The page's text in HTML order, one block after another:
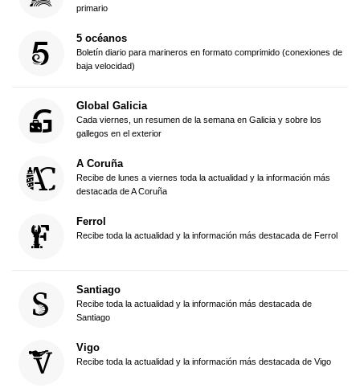
primario
5 océanos
Boletín diario para marineros en formato comprimido (conexiones de
baja velocidad)
Global Galicia
Cada viernes, un resumen de la semana en Galicia y sobre los
gallegos en el exterior
A Coruña
Recibe de lunes a viernes toda la actualidad y la información más
destacada de A Coruña
Ferrol
Recibe toda la actualidad y la información más destacada de Ferrol
Santiago
Recibe toda la actualidad y la información más destacada de
Santiago
Vigo
Recibe toda la actualidad y la información más destacada de Vigo